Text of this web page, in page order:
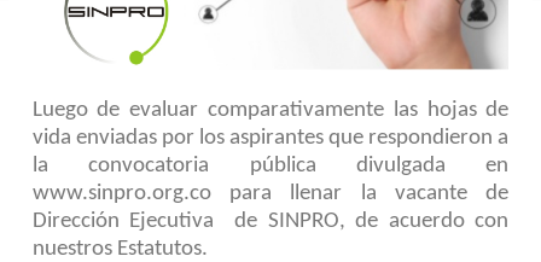
Luego de evaluar comparativamente las hojas de
vida enviadas por los aspirantes que respondieron a
la convocatoria pública divulgada en
www.sinpro.org.co para llenar la vacante de
Dirección Ejecutiva de SINPRO, de acuerdo con
nuestros Estatutos.